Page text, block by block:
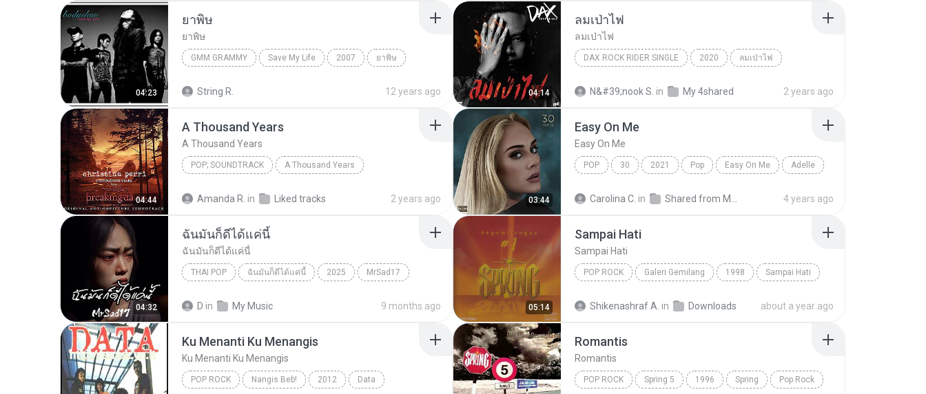
04:23
ยาพิษ
ยาพิษ
GMM GRAMMY Save My Life 2007 ยาพิษ
String R. 12 years ago 04:14
ลมเป่าไฟ
ลมเป่าไฟ
DAX ROCK RIDER SINGLE 2020 ลมเป่าไฟ
N&#39;nook S. in My 4shared 2 years ago
04:44
A Thousand Years
A Thousand Years
POP; SOUNDTRACK A Thousand Years
Amanda R. in Liked tracks 2 years ago 03:44
Easy On Me
Easy On Me
POP 30 2021 Pop Easy On Me Adelle
Carolina C. in 4 years ago
04:32
ฉันมันก็ดีได้แค่นี้
ฉันมันก็ดีได้แค่นี้
THAI POP ฉันมันก็ดีได้แค่นี้ 2025 MrSad17
D in My Music 9 months ago 05:14
Sampai Hati
Sampai Hati
POP ROCK Galeri Gemilang 1998 Sampai Hati
Shikenashraf A. in Downloads about a year ago
Ku Menanti Ku Menangis
Ku Menanti Ku Menangis
POP ROCK Nangis Beb! 2012 Data
Romantis
Romantis
POP ROCK Spring 5 1996 Spring Pop Rock